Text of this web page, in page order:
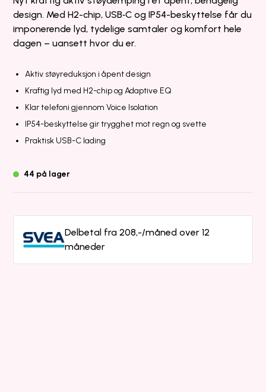
design. Med H2-chip, USB‑C og IP54-beskyttelse får du
imponerende lyd, tydelige samtaler og komfort hele
dagen – uansett hvor du er.
Aktiv støyreduksjon i åpent design
Kraftig lyd med H2-chip og Adaptive EQ
Klar telefoni gjennom Voice Isolation
IP54-beskyttelse gir trygghet mot regn og svette
Praktisk USB-C lading
44 på lager
Delbetal fra 208,-/måned over 12
måneder